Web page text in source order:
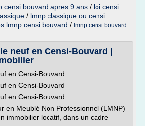
censi bouvard apres 9 ans / loi censi
/ lmnp classique ou censi
lmnp censi bouvard / lmnp censi bouvard
neuf en Censi-Bouvard |
en Censi-Bouvard
en Censi-Bouvard
en Censi-Bouvard
en Meublé Non Professionnel (LMNP)
immobilier locatif, dans un cadre